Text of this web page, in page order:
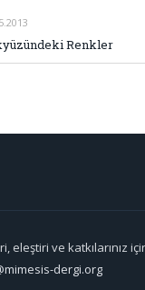
Renkler
eleştiri ve katkılarınız
dergi.org